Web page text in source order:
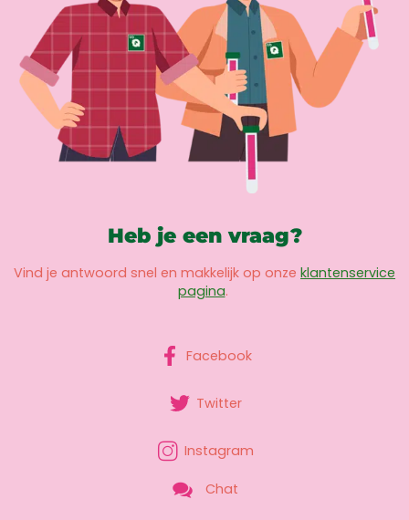
Heb je een vraag?
Vind je antwoord snel en makkelijk op onze klantenservice
pagina.
Facebook
Twitter
Instagram
Chat